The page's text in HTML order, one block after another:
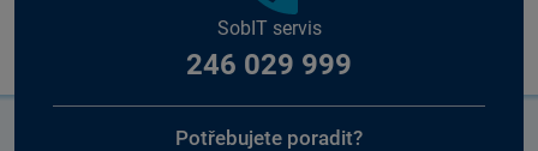
SobIT servis
246 029 999
Potřebujete poradit?